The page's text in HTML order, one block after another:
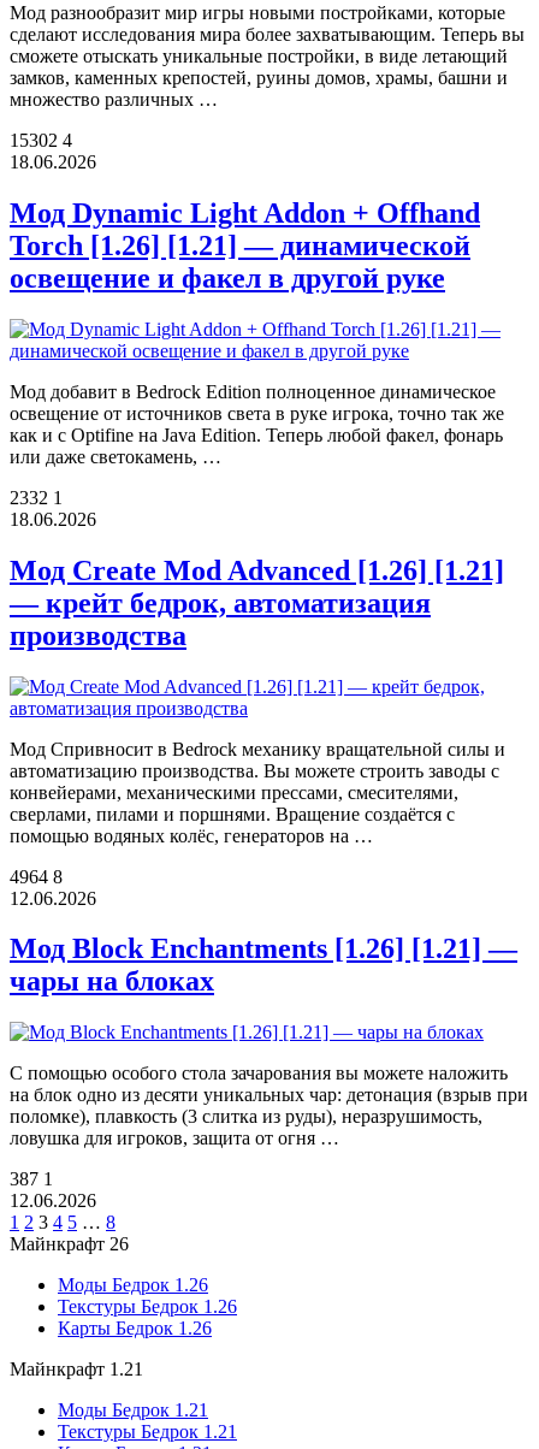
Мод разнообразит мир игры новыми постройками, которые
сделают исследования мира более захватывающим. Теперь вы
сможете отыскать уникальные постройки, в виде летающий
замков, каменных крепостей, руины домов, храмы, башни и
множество различных …
15302 4
18.06.2026
Мод Dynamic Light Addon + Offhand
Torch [1.26] [1.21] — динамической
освещение и факел в другой руке
Мод добавит в Bedrock Edition полноценное динамическое
освещение от источников света в руке игрока, точно так же
как и с Optifine на Java Edition. Теперь любой факел, фонарь
или даже светокамень, …
2332 1
18.06.2026
Мод Create Mod Advanced [1.26] [1.21]
— крейт бедрок, автоматизация
производства
Мод Cпривносит в Bedrock механику вращательной силы и
автоматизацию производства. Вы можете строить заводы с
конвейерами, механическими прессами, смесителями,
сверлами, пилами и поршнями. Вращение создаётся с
помощью водяных колёс, генераторов на …
4964 8
12.06.2026
Мод Block Enchantments [1.26] [1.21] —
чары на блоках
С помощью особого стола зачарования вы можете наложить
на блок одно из десяти уникальных чар: детонация (взрыв при
поломке), плавкость (3 слитка из руды), неразрушимость,
ловушка для игроков, защита от огня …
387 1
12.06.2026
1 2 3 4 5 … 8
Майнкрафт 26
Моды Бедрок 1.26
Текстуры Бедрок 1.26
Карты Бедрок 1.26
Майнкрафт 1.21
Моды Бедрок 1.21
Текстуры Бедрок 1.21